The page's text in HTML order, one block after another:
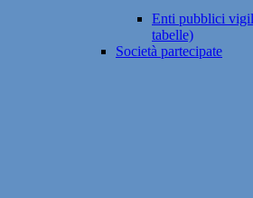
Enti pubblici
tabelle)
Società partecipate